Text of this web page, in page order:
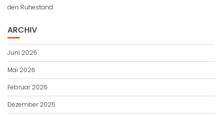
den Ruhestand
ARCHIV
Juni 2026
Mai 2026
Februar 2026
Dezember 2025